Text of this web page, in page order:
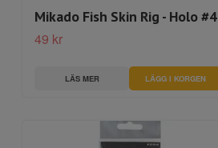
Mikado Fish Skin Rig - Holo #4
49 kr
LÄS MER